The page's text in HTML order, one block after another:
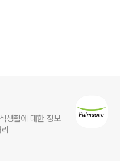
생활에 대한 정보